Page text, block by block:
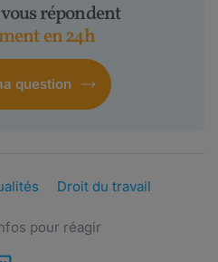
répondent
en 24h
question
Droit du travail
pour réagir